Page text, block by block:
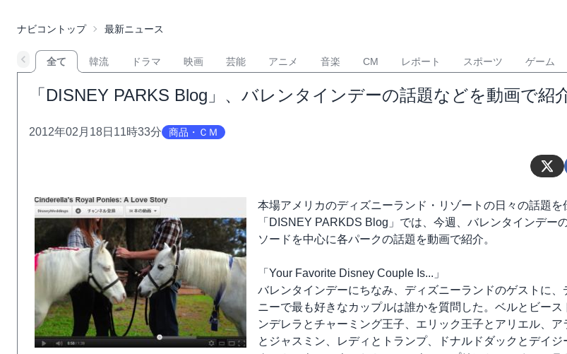
ナビコントップ 最新ニュース
全て 韓流 ドラマ 映画 芸能 アニメ 音楽 CM レポート スポーツ ゲーム
「DISNEY PARKS Blog」、バレンタインデーの話題などを動画で紹
2012年02月18日11時33分 商品・ＣＭ
本場アメリカのディズニーランド・リゾートの日々の話題を
「DISNEY PARKDS Blog」では、今週、バレンタインデー
ソードを中心に各パークの話題を動画で紹介。
「Your Favorite Disney Couple Is...」
バレンタインデーにちなみ、ディズニーランドのゲストに、
ニーで最も好きなカップルは誰かを質問した。ベルとビース
ンデレラとチャーミング王子、エリック王子とアリエル、ア
とジャスミン、レディとトランプ、ドナルドダックとデイジ